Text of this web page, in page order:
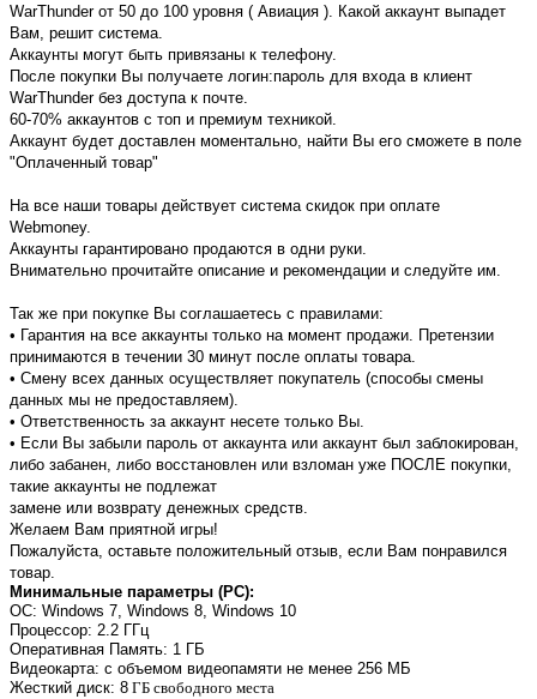
WarThunder от 50 до 100 уровня ( Авиация ). Какой аккаунт выпадет
Вам, решит система.
Аккаунты могут быть привязаны к телефону.
После покупки Вы получаете логин:пароль для входа в клиент
WarThunder без доступа к почте.
60-70% аккаунтов с топ и премиум техникой.
Аккаунт будет доставлен моментально, найти Вы его сможете в поле
"Оплаченный товар"
На все наши товары действует система скидок при оплате
Webmoney.
Аккаунты гарантировано продаются в одни руки.
Внимательно прочитайте описание и рекомендации и следуйте им.
Так же при покупке Вы соглашаетесь с правилами:
• Гарантия на все аккаунты только на момент продажи. Претензии
принимаются в течении 30 минут после оплаты товара.
• Смену всех данных осуществляет покупатель (способы смены
данных мы не предоставляем).
• Ответственность за аккаунт несете только Вы.
• Если Вы забыли пароль от аккаунта или аккаунт был заблокирован,
либо забанен, либо восстановлен или взломан уже ПОСЛЕ покупки,
такие аккаунты не подлежат
замене или возврату денежных средств.
Желаем Вам приятной игры!
Пожалуйста, оставьте положительный отзыв, если Вам понравился
товар.
Минимальные параметры (PC):
OC: Windows 7, Windows 8, Windows 10
Процессор: 2.2 ГГц
Оперативная Память: 1 ГБ
Видеокарта: с объемом видеопамяти не менее 256 МБ
Жесткий диск: 8 ГБ свободного места